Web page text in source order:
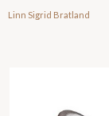
Linn Sigrid Bratland